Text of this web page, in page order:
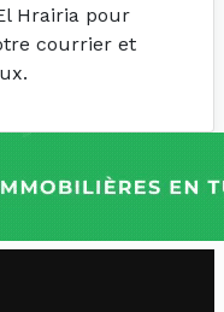
Hrairia pour
courrier et